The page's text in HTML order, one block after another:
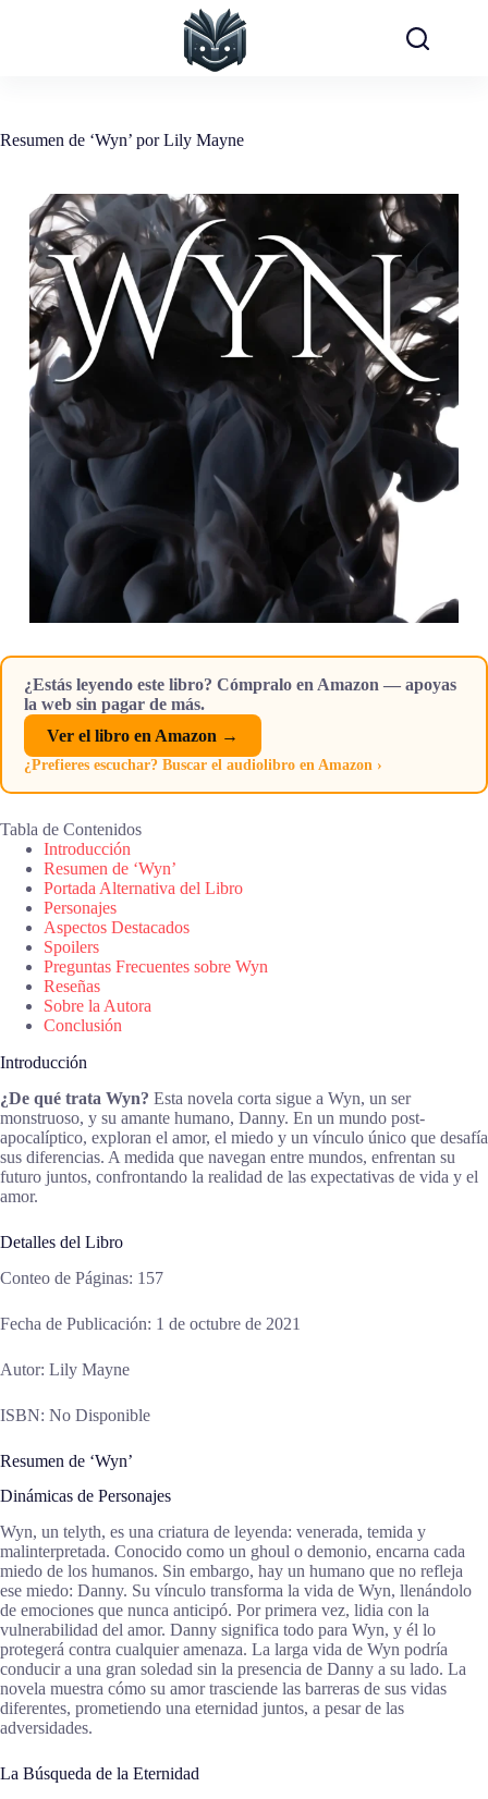
Resumen de ‘Wyn’ por Lily Mayne
¿Estás leyendo este libro? Cómpralo en Amazon — apoyas
la web sin pagar de más.
Ver el libro en Amazon →
¿Prefieres escuchar? Buscar el audiolibro en Amazon ›
Tabla de Contenidos
Introducción
Resumen de ‘Wyn’
Portada Alternativa del Libro
Personajes
Aspectos Destacados
Spoilers
Preguntas Frecuentes sobre Wyn
Reseñas
Sobre la Autora
Conclusión
Introducción
¿De qué trata Wyn? Esta novela corta sigue a Wyn, un ser
monstruoso, y su amante humano, Danny. En un mundo post-
apocalíptico, exploran el amor, el miedo y un vínculo único que desafía
sus diferencias. A medida que navegan entre mundos, enfrentan su
futuro juntos, confrontando la realidad de las expectativas de vida y el
amor.
Detalles del Libro
Conteo de Páginas: 157
Fecha de Publicación: 1 de octubre de 2021
Autor: Lily Mayne
ISBN: No Disponible
Resumen de ‘Wyn’
Dinámicas de Personajes
Wyn, un telyth, es una criatura de leyenda: venerada, temida y
malinterpretada. Conocido como un ghoul o demonio, encarna cada
miedo de los humanos. Sin embargo, hay un humano que no refleja
ese miedo: Danny. Su vínculo transforma la vida de Wyn, llenándolo
de emociones que nunca anticipó. Por primera vez, lidia con la
vulnerabilidad del amor. Danny significa todo para Wyn, y él lo
protegerá contra cualquier amenaza. La larga vida de Wyn podría
conducir a una gran soledad sin la presencia de Danny a su lado. La
novela muestra cómo su amor trasciende las barreras de sus vidas
diferentes, prometiendo una eternidad juntos, a pesar de las
adversidades.
La Búsqueda de la Eternidad